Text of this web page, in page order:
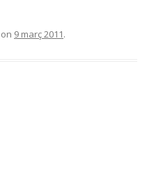
on 9 març 2011.